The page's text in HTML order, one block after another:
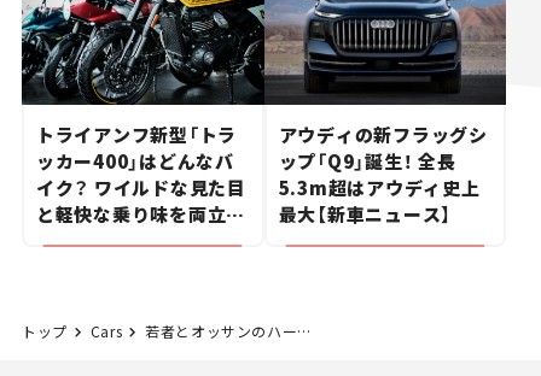
トライアンフ新型「トラ
ッカー400」はどんなバ
イク？ ワイルドな見た目
と軽快な乗り味を両立し
た400ccフラットトラッ
アウディの新フラッグシ
ップ「Q9」誕生！ 全長
5.3m超はアウディ史上
最大【新車ニュース】
トップ Cars 若者とオッサンのハートを鷲掴み！ “ネオクラ旋風”が 日本のバイクを盛り上げる！ 【東京MCS2024】